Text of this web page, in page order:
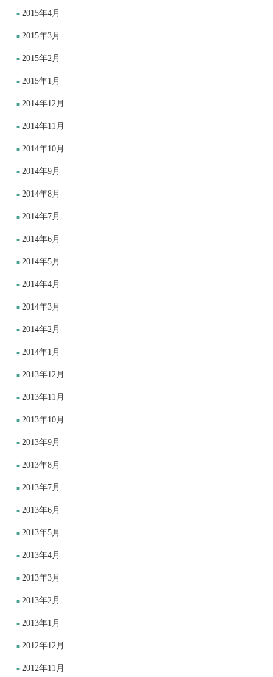
2015年4月
2015年3月
2015年2月
2015年1月
2014年12月
2014年11月
2014年10月
2014年9月
2014年8月
2014年7月
2014年6月
2014年5月
2014年4月
2014年3月
2014年2月
2014年1月
2013年12月
2013年11月
2013年10月
2013年9月
2013年8月
2013年7月
2013年6月
2013年5月
2013年4月
2013年3月
2013年2月
2013年1月
2012年12月
2012年11月